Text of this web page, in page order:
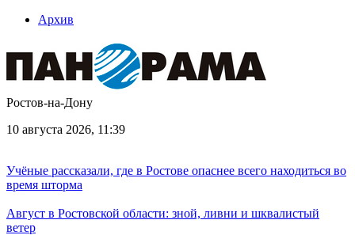
Архив
Ростов-на-Дону
10 августа 2026, 11:39
Учёные рассказали, где в Ростове опаснее всего находиться во
время шторма
Август в Ростовской области: зной, ливни и шквалистый
ветер